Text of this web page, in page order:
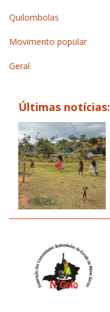
Quilombolas
Movimento popular
Geral
Últimas notícias: